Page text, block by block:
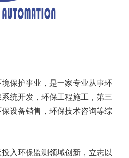
保护事业，是一家专业从事环
统开发，环保工程施工，第三
设备销售，环保技术咨询等综
入环保监测领域创新，立志以